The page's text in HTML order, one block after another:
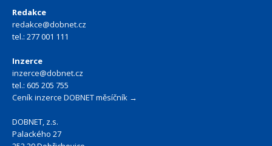
Redakce
redakce@dobnet.cz
tel.: 277 001 111
Inzerce
inzerce@dobnet.cz
tel.: 605 205 755
Ceník inzerce DOBNET měsíčník →
DOBNET, z.s.
Palackého 27